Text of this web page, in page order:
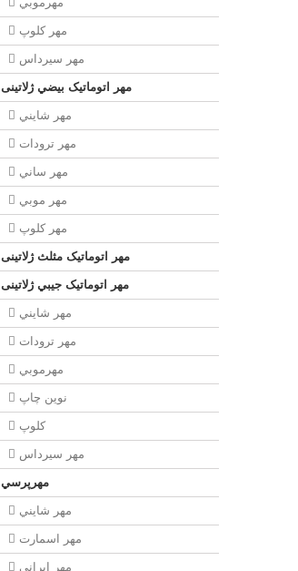
مهر كلوپ
مهر سيرداس
مهر اتوماتیک بيضي ژلاتینی
مهر شايني
مهر ترودات
مهر ساني
مهر موبي
مهر كلوپ
مهر اتوماتیک مثلث ژلاتینی
مهر اتوماتیک جيبي ژلاتینی
مهر شايني
مهر ترودات
مهرموبي
نوين چاپ
کلوپ
مهر سيرداس
مهرپرسي
مهر شايني
مهر اسمارت
مهر ايراني